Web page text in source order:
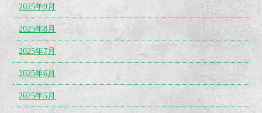
2025年9月
2025年8月
2025年7月
2025年6月
2025年5月